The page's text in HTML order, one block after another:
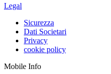
Legal
Sicurezza
Dati Societari
Privacy
cookie policy
Mobile Info